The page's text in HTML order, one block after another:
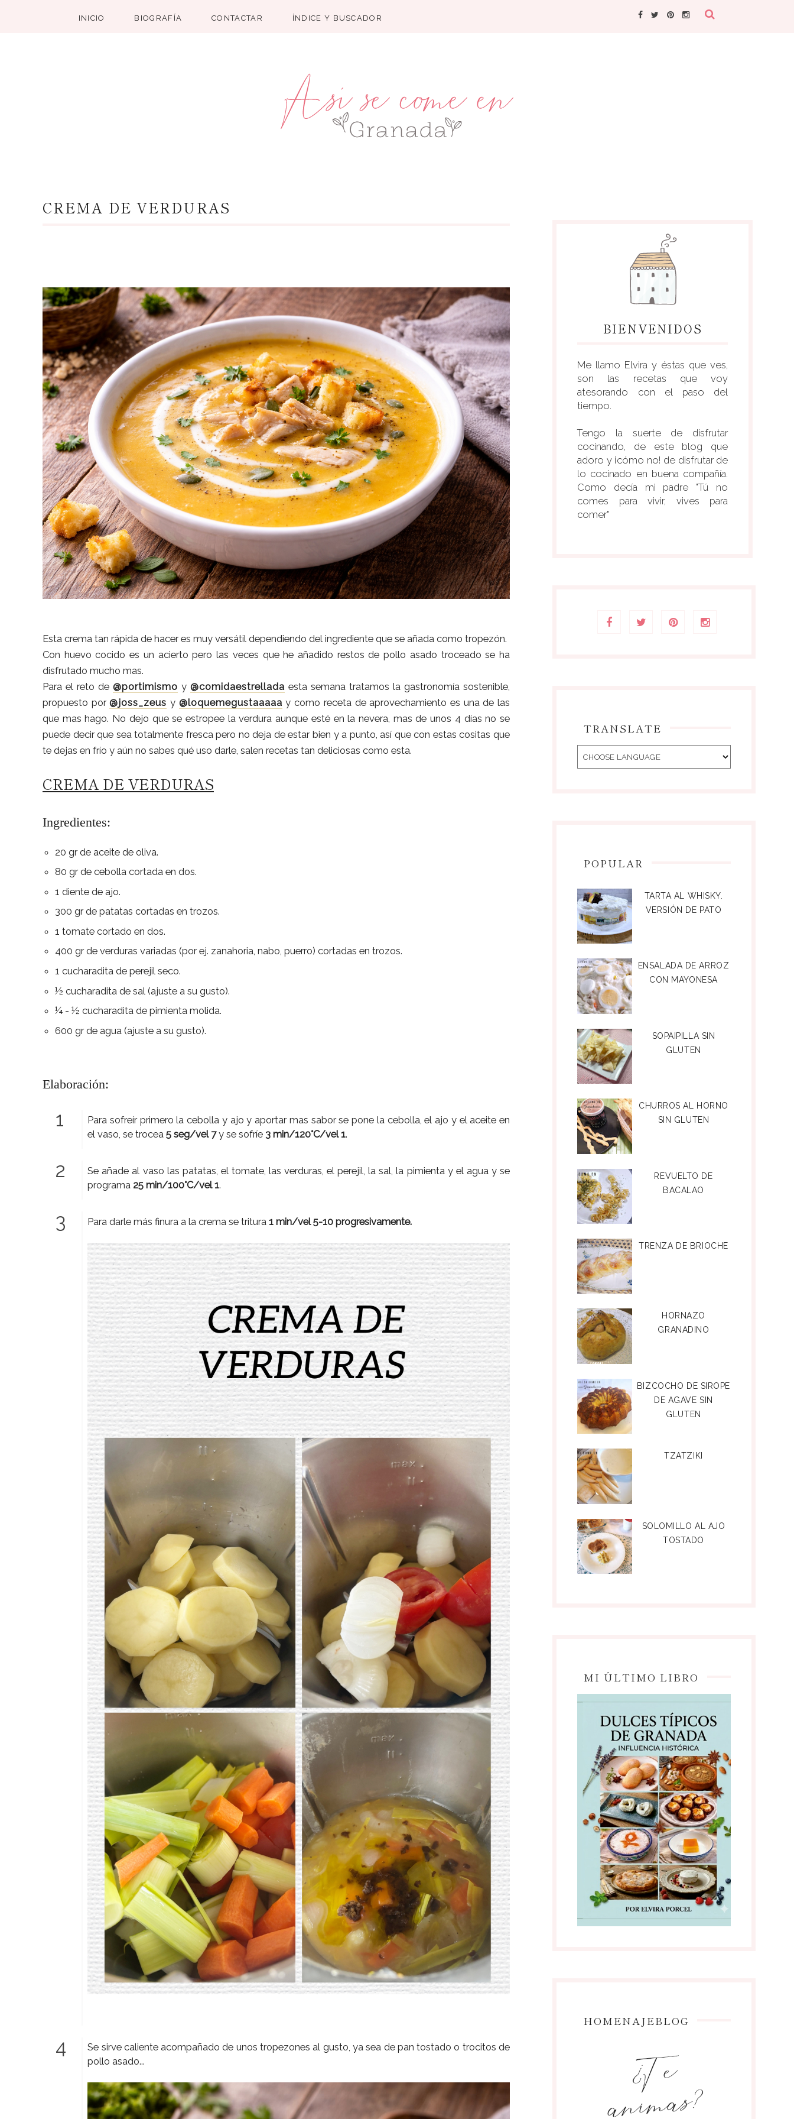
INICIO BIOGRAFÍA CONTACTAR ÍNDICE Y BUSCADOR
CREMA DE VERDURAS
Esta crema tan rápida de hacer es muy versátil dependiendo del ingrediente que se añada como tropezón.
Con huevo cocido es un acierto pero las veces que he añadido restos de pollo asado troceado se ha
disfrutado mucho mas.
Para el reto de @portimismo y @comidaestrellada esta semana tratamos la gastronomía sostenible,
propuesto por@joss_zeus y @loquemegustaaaaa y como receta de aprovechamiento es una de las
que mas hago. No dejo que se estropee la verdura aunque esté en la nevera, mas de unos 4 días no se
puede decir que sea totalmente fresca pero no deja de estar bien y a punto, así que con estas cositas que
te dejas en frío y aún no sabes qué uso darle, salen recetas tan deliciosas como esta.
CREMA DE VERDURAS
Ingredientes:
20 gr de aceite de oliva.
80 gr de cebolla cortada en dos.
1 diente de ajo.
300 gr de patatas cortadas en trozos.
1 tomate cortado en dos.
400 gr de verduras variadas (por ej. zanahoria, nabo, puerro) cortadas en trozos.
1 cucharadita de perejil seco.
½ cucharadita de sal (ajuste a su gusto).
¼ - ½ cucharadita de pimienta molida.
600 gr de agua (ajuste a su gusto).
Elaboración:
Para sofreír primero la cebolla y ajo y aportar mas sabor se pone la cebolla, el ajo y el aceite en
el vaso, se trocea5 seg/vel 7y se sofríe 3 min/120°C/vel 1.
Se añade al vaso las patatas, el tomate, las verduras, el perejil, la sal, la pimienta y el agua y se
programa 25 min/100°C/vel 1.
Para darle más finura a la crema se tritura1 min/vel 5-10 progresivamente.
Se sirve caliente acompañado de unos tropezones al gusto, ya sea de pan tostado o trocitos de
pollo asado...
BIENVENIDOS
Me llamo Elvira y éstas que ves,
son las recetas que voy
atesorando con el paso del
tiempo.
Tengo la suerte de disfrutar
cocinando, de este blog que
adoro y ¡cómo no! de disfrutar de
lo cocinado en buena compañía.
Como decía mi padre "Tú no
comes para vivir, vives para
comer"
TRANSLATE
POPULAR
TARTA AL WHISKY.
VERSIÓN DE PATO
ENSALADA DE ARROZ
CON MAYONESA
SOPAIPILLA SIN
GLUTEN
CHURROS AL HORNO
SIN GLUTEN
REVUELTO DE
BACALAO
TRENZA DE BRIOCHE
HORNAZO
GRANADINO
BIZCOCHO DE SIROPE
DE AGAVE SIN
GLUTEN
TZATZIKI
SOLOMILLO AL AJO
TOSTADO
MI ÚLTIMO LIBRO
HOMENAJEBLOG